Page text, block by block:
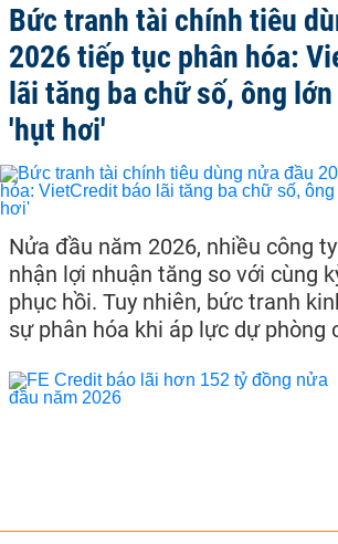
Bức tranh tài chính tiêu
2026 tiếp tục phân hóa:
lãi tăng ba chữ số, ông
'hụt hơi'
Nửa đầu năm 2026, nhiều công
nhận lợi nhuận tăng so với cùng
phục hồi. Tuy nhiên, bức tranh
sự phân hóa khi áp lực dự phòng